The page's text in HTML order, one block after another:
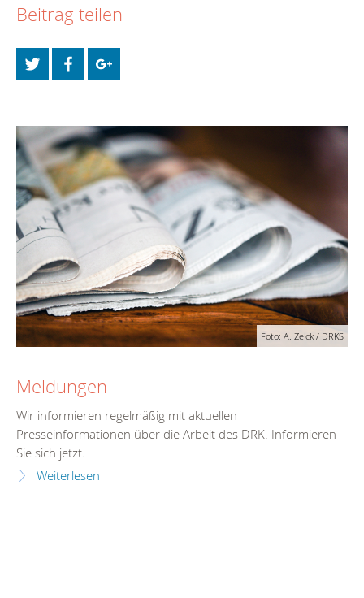
Beitrag teilen
Foto: A. Zelck / DRKS
Meldungen
Wir informieren regelmäßig mit aktuellen
Presseinformationen über die Arbeit des DRK. Informieren
Sie sich jetzt.
Weiterlesen